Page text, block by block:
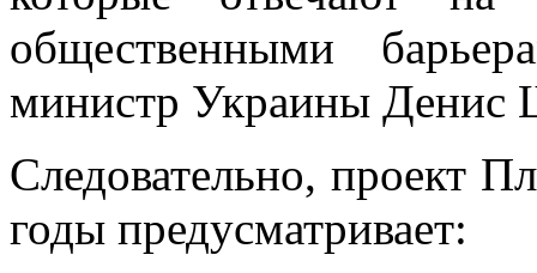
общественными
министр Украины Денис
Следовательно, проект
годы предусматривает: